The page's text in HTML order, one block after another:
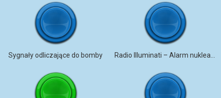
Sygnały odliczające do bomby